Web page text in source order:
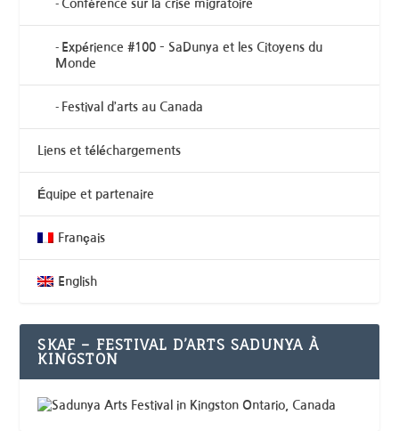
Conférence sur la crise migratoire
Expérience #100 – SaDunya et les Citoyens du
Monde
Festival d’arts au Canada
Liens et téléchargements
Équipe et partenaire
Français
English
SKAF – FESTIVAL D’ARTS SADUNYA À
KINGSTON